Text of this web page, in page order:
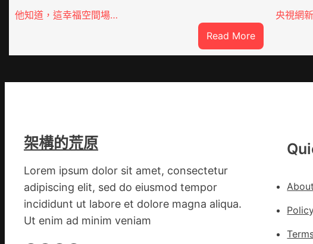
他知道，這幸福空間場…
Read More:
潮
東
央視網
架構的荒原
Lorem ipsum dolor sit amet, consectetur
adipiscing elit, sed do eiusmod tempor
incididunt ut labore et dolore magna aliqua.
Ut enim ad minim veniam